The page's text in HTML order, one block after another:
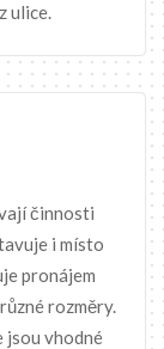
ulice.
činnosti
i místo
pronájem
rozměry.
jsou vhodné